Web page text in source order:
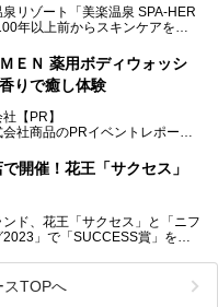
った遊び心満点の"銭湯×屋外サ
呂のほか、水着やサウナ着で楽
いっぱい！
したので、早速どこより詳しく
リゾート「美楽温泉 SPA-HER
年以上前からスキンケアを考
ーとして活躍している、美容＆
材してきました。
【PR】
社商品のPRイベントレポート
ＥＮ 薬用ボディウォッシ
りで癒し体験
【PR】
社商品のPRイベントレポート
テム「８ｘ４ＭＥＮ 薬用ボデ
た人気温浴施設「竜泉寺の湯 草
を期間限定で開催中ということ
してきました！
開催！花王「サクセス」
ド、花王「サクセス」と「ニフ
」で「SUCCESS賞」を獲
容を取材してきました！
スTOPへ